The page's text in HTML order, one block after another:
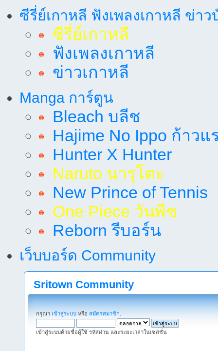
ซีรี่ย์เกาหลี ฟังเพลงเกาหลี ข่าว
ซีรี่ย์เกาหลี
ฟังเพลงเกาหลี
ข่าวเกาหลี
Manga การ์ตูน
Bleach บลีช
Hajime No Ippo ก้าวแ
Hunter X Hunter
Naruto นารุโตะ
New Prince of Tennis
One Piece วันพีช
Reborn รีบอร์น
เว็บบอร์ด Community
Sritown Community
กรุณา เข้าสู่ระบบ หรือ สมัครสมาชิก
เข้าสู่ระบบด้วยชื่อผู้ใช้ รหัสผ่าน และระยะเวลาในเซสชั่น